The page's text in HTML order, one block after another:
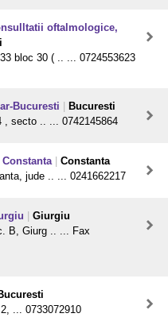
oftalmologice,
bloc 30 ( .. ... 0724553623
Bucuresti
Bucuresti
, secto .. ... 0742145864
Constanta
jude .. ... 0241662217
Giurgiu
B, Giurg .. ... Fax
... 0733072910